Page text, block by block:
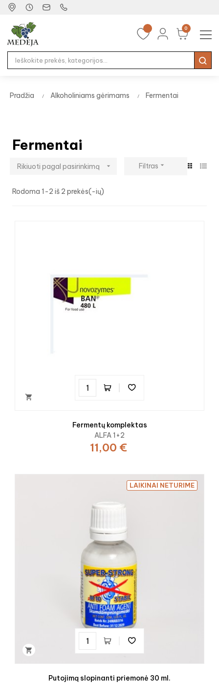
0
☰
Pradžia Alkoholiniams gėrimams Fermentai
Fermentai
Rikiuoti pagal pasirinkimą  Filtras 
Rodoma 1-2 iš 2 prekės(-ių)

Fermentų komplektas
ALFA 1+2
11,00 €

LAIKINAI NETURIME
Putojimą slopinanti priemonė 30 ml.